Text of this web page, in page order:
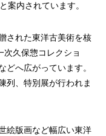
案内されています。
された東洋古美術を核
久保惣コレクショ
どへ広がっています。
列、特別展が行われま
絵版画など幅広い東洋